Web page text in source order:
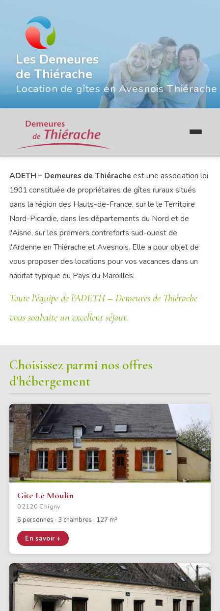
Les Demeures
de Thiérache
Location de gîtes en Avesnois Thiérache
ADETH – Demeures de Thiéracheest une association loi
1901 constituée de propriétaires de gîtes ruraux situés
dans la région des Hauts-de-France, sur le le Territoire
Nord-Picardie, dans les départements du Nord et de
l'Aisne, sur les premiers contreforts sud-ouest de
l'Ardenne en Thiérache et Avesnois. Elle a pour objet de
vous proposer des locations pour vos vacances dans un
habitat typique du Pays du Maroilles.
Toute l'équipe de l'ADETH – Demeures de Thiérache
vous souhaite un excellent séjour.
Choisissez parmi nos offres
d'hébergement
Gîte Le Moulin
02120 Chigny
6 personnes · 3 chambres · 127 m²
En savoir +